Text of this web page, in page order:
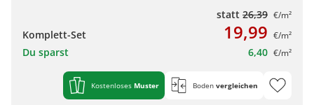
statt 26,39 €/m²
Komplett-Set 19,99 €/m²
Du sparst 6,40 €/m²
Kostenloses Muster Boden vergleichen